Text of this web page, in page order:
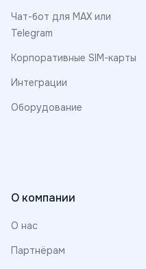
Чат-бот для MAX или
Telegram
Корпоративные SIM-карты
Интеграции
Оборудование
О компании
О нас
Партнёрам